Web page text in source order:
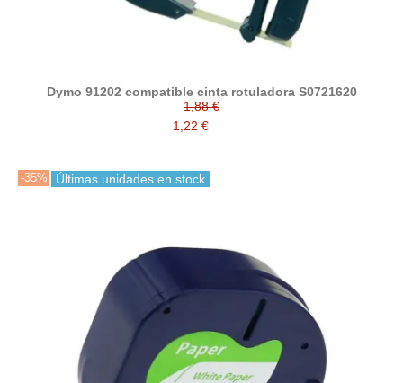
Dymo 91202 compatible cinta rotuladora S0721620
1,88 €
1,22 €
-35% Últimas unidades en stock